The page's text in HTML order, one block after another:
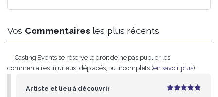
Vos Commentaires les plus récents
Casting Events se réserve le droit de ne pas publier les
commentaires injurieux, déplacés, ou incomplets (en savoir plus).
Artiste et lieu à découvrir